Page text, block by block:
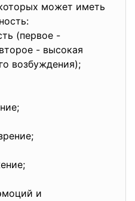
может иметь
(первое -
- высокая
возбуждения);
и